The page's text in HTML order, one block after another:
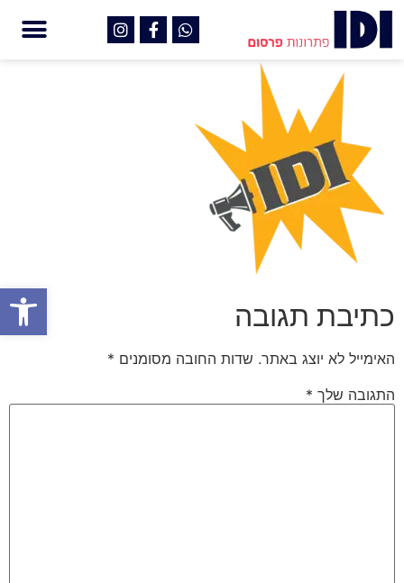
כתיבת תגובה
האימייל לא יוצג באתר. שדות החובה מסומנים *
התגובה שלך *